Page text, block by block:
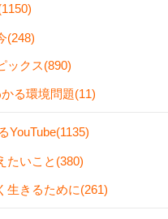
(248)
ックス(890)
る環境問題(11)
YouTube(1135)
たいこと(380)
生きるために(261)